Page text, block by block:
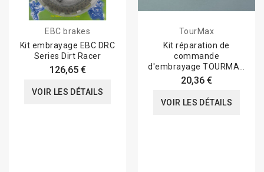
EBC brakes
Kit embrayage EBC DRC
Series Dirt Racer
126,65 €
VOIR LES DÉTAILS
TourMax
Kit réparation de
commande
d'embrayage TOURMAX
Suzuki RM250
20,36 €
VOIR LES DÉTAILS